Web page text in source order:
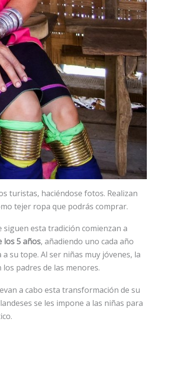
turistas, haciéndose fotos. Realizan
tejer ropa que podrás comprar.
esta tradición comienzan a
los 5 años, añadiendo uno cada año
su tope. Al ser niñas muy jóvenes, la
padres de las menores.
a cabo esta transformación de su
se les impone a las niñas para